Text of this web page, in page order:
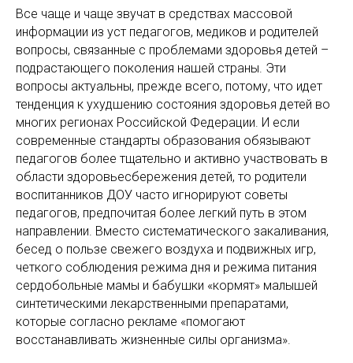
Все чаще и чаще звучат в средствах массовой
информации из уст педагогов, медиков и родителей
вопросы, связанные с проблемами здоровья детей –
подрастающего поколения нашей страны. Эти
вопросы актуальны, прежде всего, потому, что идет
тенденция к ухудшению состояния здоровья детей во
многих регионах Российской Федерации. И если
современные стандарты образования обязывают
педагогов более тщательно и активно участвовать в
области здоровьесбережения детей, то родители
воспитанников ДОУ часто игнорируют советы
педагогов, предпочитая более легкий путь в этом
направлении. Вместо систематического закаливания,
бесед о пользе свежего воздуха и подвижных игр,
четкого соблюдения режима дня и режима питания
сердобольные мамы и бабушки «кормят» малышей
синтетическими лекарственными препаратами,
которые согласно рекламе «помогают
восстанавливать жизненные силы организма».